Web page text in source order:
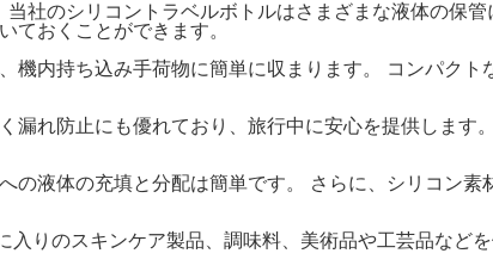
社のシリコントラベルボトルはさまざまな液体の保
ておくことができます。
内持ち込み手荷物に簡単に収まります。 コンパクト
れ防止にも優れており、旅行中に安心を提供します
液体の充填と分配は簡単です。 さらに、シリコン素
りのスキンケア製品、調味料、美術品や工芸品など